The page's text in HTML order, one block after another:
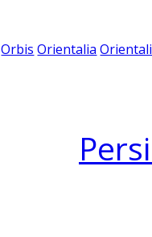
Orbis Orientalia